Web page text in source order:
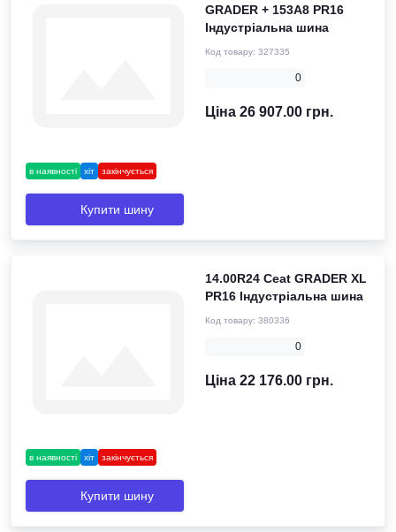
в наявності хіт закінчується
GRADER + 153A8 PR16
Індустріальна шина
Код товару: 327335
0
Ціна 26 907.00 грн.
Купити шину
в наявності хіт закінчується
14.00R24 Ceat GRADER XL
PR16 Індустріальна шина
Код товару: 380336
0
Ціна 22 176.00 грн.
Купити шину